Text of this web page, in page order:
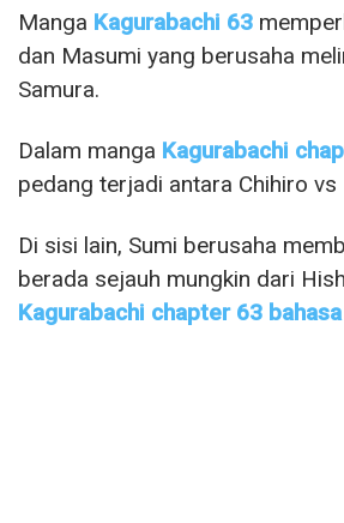
Manga Kagurabachi 63
dan Masumi yang berusaha
Samura.
Dalam manga Kagurabachi
pedang terjadi antara Chihiro vs
Di sisi lain, Sumi berusaha
berada sejauh mungkin dari
Kagurabachi chapter 63